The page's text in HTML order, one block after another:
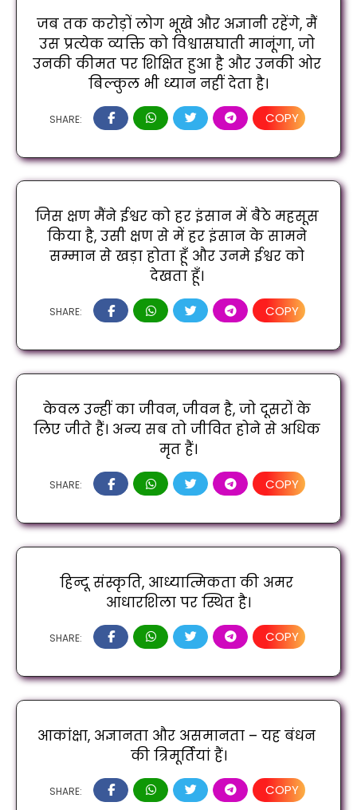
जब तक करोड़ों लोग भूखे और अज्ञानी रहेंगे, मैं
उस प्रत्येक व्यक्ति को विश्वासघाती मानूंगा, जो
उनकी कीमत पर शिक्षित हुआ है और उनकी ओर
बिल्कुल भी ध्यान नहीं देता है।
SHARE: COPY
जिस क्षण मैंने ईश्वर को हर इंसान में बैठे महसूस
किया है, उसी क्षण से में हर इंसान के सामने
सम्मान से खड़ा होता हूँ और उनमे ईश्वर को
देखता हूँ।
SHARE: COPY
केवल उन्हीं का जीवन, जीवन है, जो दूसरों के
लिए जीते हैं। अन्य सब तो जीवित होने से अधिक
मृत हैं।
SHARE: COPY
हिन्दू संस्कृति, आध्यात्मिकता की अमर
आधारशिला पर स्थित है।
SHARE: COPY
आकांक्षा, अज्ञानता और असमानता – यह बंधन
की त्रिमूर्तियां हैं।
SHARE: COPY